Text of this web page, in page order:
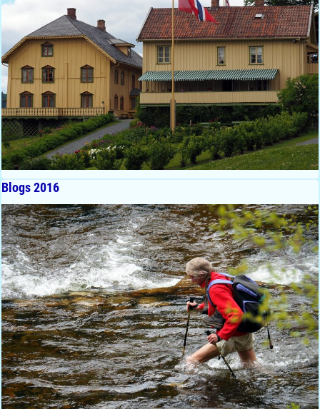
Blogs 2016